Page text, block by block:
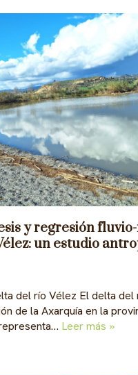
y regresión
un estudio
del río Vélez El delta del
de la Axarquía en la
Leer más »